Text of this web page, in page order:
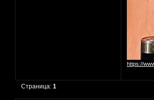
https://
Страница:1